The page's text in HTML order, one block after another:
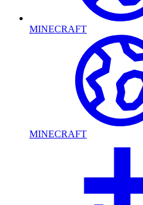
MINECRAFT
MINECRAFT